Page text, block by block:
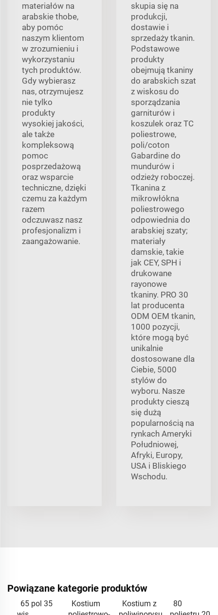
materiałów na
arabskie thobe,
aby pomóc
naszym klientom
w zrozumieniu i
wykorzystaniu
tych produktów.
Gdy wybierasz
nas, otrzymujesz
nie tylko
produkty
wysokiej jakości,
ale także
kompleksową
pomoc
posprzedażową
oraz wsparcie
techniczne, dzięki
czemu za każdym
razem
odczuwasz nasz
profesjonalizm i
zaangażowanie.
skupia się na
produkcji,
dostawie i
sprzedaży tkanin.
Podstawowe
produkty
obejmują tkaniny
do arabskich szat
z wiskosu do
sporządzania
garniturów i
koszulek oraz TC
poliestrowe,
poli/coton
Gabardine do
mundurów i
odzieży roboczej.
Tkanina z
mikrowłókna
poliestrowego
odpowiednia do
arabskiej szaty;
materiały
damskie, takie
jak CEY, SPH i
drukowane
rayonowe
tkaniny. PRO 30
lat producenta
ODM OEM tkanin,
1000 pozycji,
które mogą być
unikalnie
dostosowane dla
Ciebie, 5000
stylów do
wyboru. Nasze
produkty cieszą
się dużą
popularnością na
rynkach Ameryki
Południowej,
Afryki, Europy,
USA i Bliskiego
Wschodu.
Powiązane kategorie produktów
65 pol 35
Kostium
Kostium z
80